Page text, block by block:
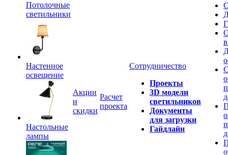
Потолочные
светильники
Настенное
освещение
Настольные
лампы
Акции
и
скидки
Расчет
проекта
Сотрудничество
Проекты
3D модели
светильников
Документы
для загрузки
Гайдлайн